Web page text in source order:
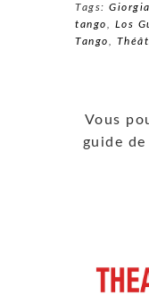
Tags:
tango
Los
Tango
Vous
guide